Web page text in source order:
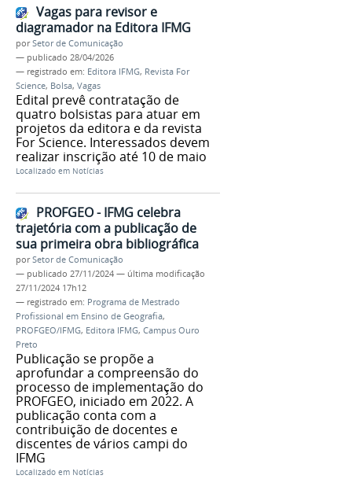
Vagas para revisor e
diagramador na Editora IFMG
porSetor de Comunicação
— publicado 28/04/2026
— registrado em: Editora IFMG, Revista For
Science, Bolsa, Vagas
Edital prevê contratação de
quatro bolsistas para atuar em
projetos da editora e da revista
For Science. Interessados devem
realizar inscrição até 10 de maio
Localizado em Notícias
PROFGEO - IFMG celebra
trajetória com a publicação de
sua primeira obra bibliográfica
porSetor de Comunicação
— publicado 27/11/2024 — última modificação
27/11/2024 17h12
— registrado em: Programa de Mestrado
Profissional em Ensino de Geografia,
PROFGEO/IFMG, Editora IFMG, Campus Ouro
Preto
Publicação se propõe a
aprofundar a compreensão do
processo de implementação do
PROFGEO, iniciado em 2022. A
publicação conta com a
contribuição de docentes e
discentes de vários campi do
IFMG
Localizado em Notícias